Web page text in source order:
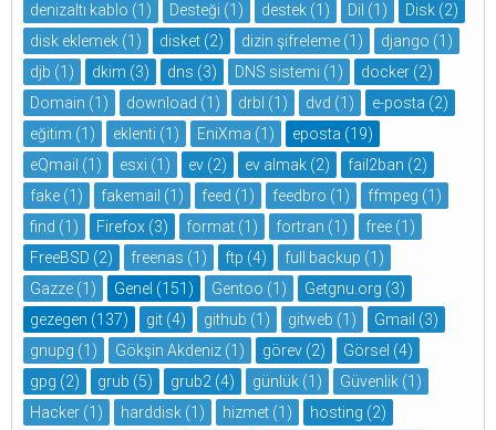
denizaltı kablo (1) Desteği (1) destek (1) Dil (1) Disk (2)
disk eklemek (1) disket (2) dizin şifreleme (1) django (1)
djb (1) dkim (3) dns (3) DNS sistemi (1) docker (2)
Domain (1) download (1) drbl (1) dvd (1) e-posta (2)
eğitim (1) eklenti (1) EniXma (1) eposta (19)
eQmail (1) esxi (1) ev (2) ev almak (2) fail2ban (2)
fake (1) fakemail (1) feed (1) feedbro (1) ffmpeg (1)
find (1) Firefox (3) format (1) fortran (1) free (1)
FreeBSD (2) freenas (1) ftp (4) full backup (1)
Gazze (1) Genel (151) Gentoo (1) Getgnu.org (3)
gezegen (137) git (4) github (1) gitweb (1) Gmail (3)
gnupg (1) Gökşin Akdeniz (1) görev (2) Görsel (4)
gpg (2) grub (5) grub2 (4) günlük (1) Güvenlik (1)
Hacker (1) harddisk (1) hizmet (1) hosting (2)